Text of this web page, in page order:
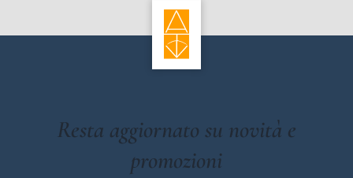
Resta aggiornato su novità e
promozioni